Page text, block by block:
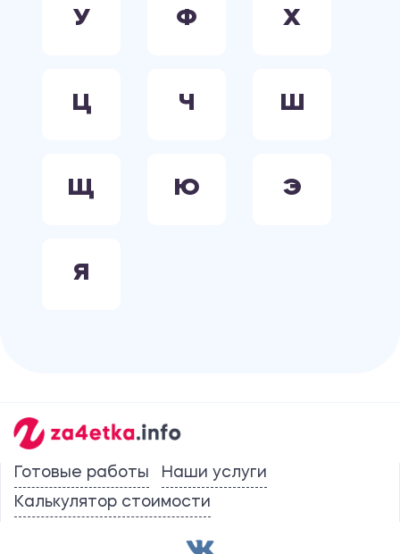
У Ф Х
Ц Ч Ш
Щ Ю Э
Я
Готовые работы
Наши услуги
Калькулятор стоимости